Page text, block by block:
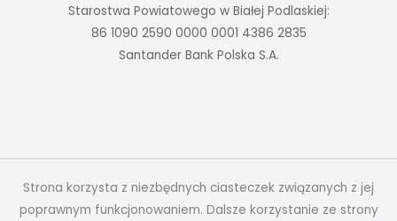
Starostwa Powiatowego w Białej Podlaskiej:
86 1090 2590 0000 0001 4386 2835
Santander Bank Polska S.A.
Strona korzysta z niezbędnych ciasteczek związanych z jej
poprawnym funkcjonowaniem. Dalsze korzystanie ze strony